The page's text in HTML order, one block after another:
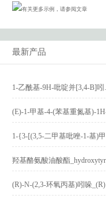
有关更多示例，请参阅文章
最新产品